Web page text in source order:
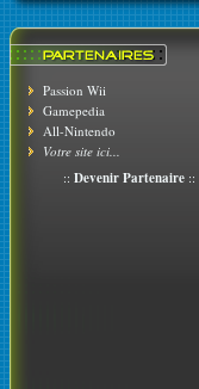
Passion Wii
Gamepedia
All-Nintendo
Votre site ici...
:: Devenir Partenaire ::